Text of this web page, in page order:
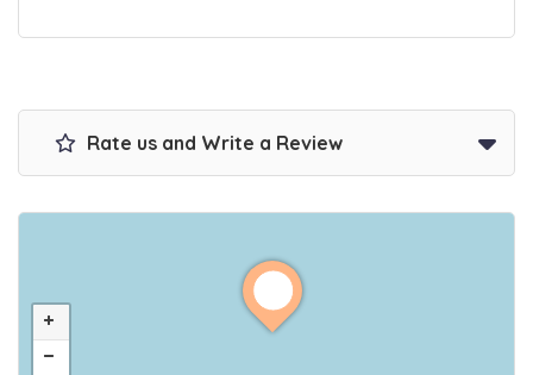
Rate us and Write a Review